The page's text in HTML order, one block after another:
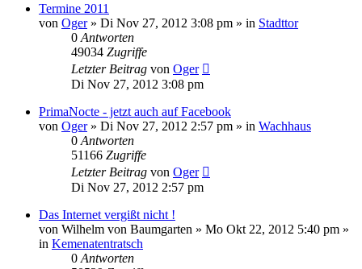
Termine 2011
von Oger» Di Nov 27, 2012 3:08 pm » in Stadttor
0 Antworten
49034 Zugriffe
Letzter Beitrag von Oger
Di Nov 27, 2012 3:08 pm
PrimaNocte - jetzt auch auf Facebook
von Oger» Di Nov 27, 2012 2:57 pm » in Wachhaus
0 Antworten
51166 Zugriffe
Letzter Beitrag von Oger
Di Nov 27, 2012 2:57 pm
Das Internet vergißt nicht !
von Wilhelm von Baumgarten » Mo Okt 22, 2012 5:40 pm »
in Kemenatentratsch
0 Antworten